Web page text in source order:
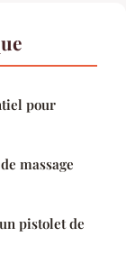
pour
massage
pistolet de